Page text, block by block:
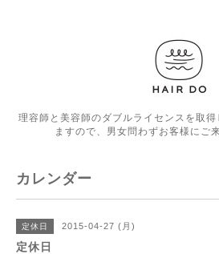
理容師と美容師のダブルライセンスを取
ますので、男女問わずお客様にご
カレンダー
定休日 2015-04-27 (月)
定休日